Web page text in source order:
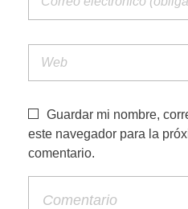
Guardar mi nombre,
este navegador para la
comentario.